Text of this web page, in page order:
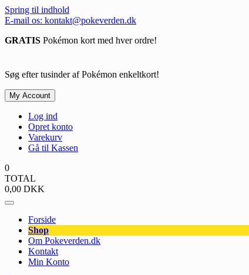
Spring til indhold
E-mail os: kontakt@pokeverden.dk
GRATIS Pokémon kort med hver ordre!
Søg efter tusinder af Pokémon enkeltkort!
My Account
Log ind
Opret konto
Varekurv
Gå til Kassen
0
TOTAL
0,00 DKK
Forside
Shop
Om Pokeverden.dk
Kontakt
Min Konto